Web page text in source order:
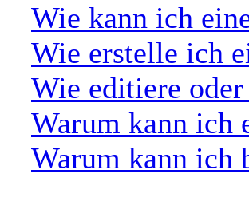
Wie kann ich
Wie erstelle ich
Wie editiere
Warum kann ich
Warum kann ich